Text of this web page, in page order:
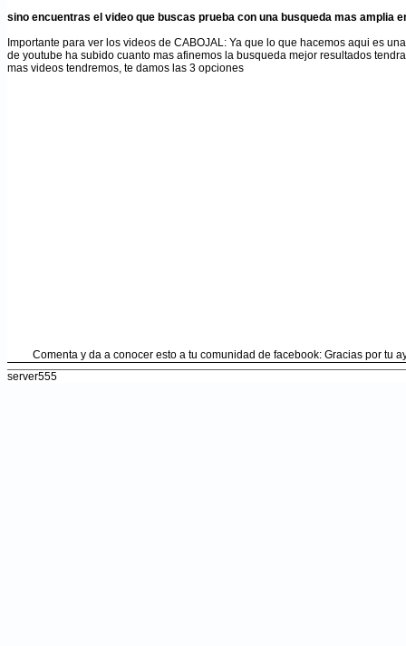
sino encuentras el video que buscas prueba con una busqueda mas amplia
Importante para ver los videos de CABOJAL: Ya que lo que hacemos aqui es
de youtube ha subido cuanto mas afinemos la busqueda mejor resultados
mas videos tendremos, te damos las 3 opciones
Comenta y da a conocer esto a tu comunidad de facebook: Gracias por tu
server555